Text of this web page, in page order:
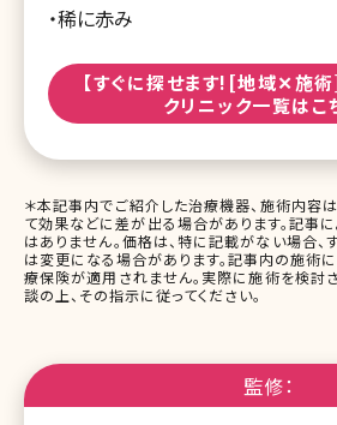
・稀に赤み
【すぐに探せます![地域✕施
クリニック一覧はこ
＊本記事内でご紹介した治療機器、施術内容
て効果などに差が出る場合があります。記事
はありません。価格は、特に記載がない場合、
は変更になる場合があります。記事内の施術
療保険が適用されません。実際に施術を検討
談の上、その指示に従ってください。
監修：